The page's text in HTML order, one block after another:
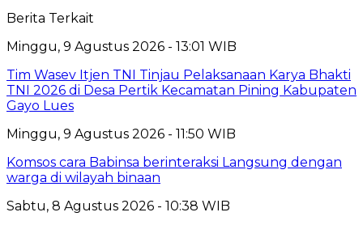
Berita Terkait
Minggu, 9 Agustus 2026 - 13:01 WIB
Tim Wasev Itjen TNI Tinjau Pelaksanaan Karya Bhakti
TNI 2026 di Desa Pertik Kecamatan Pining Kabupaten
Gayo Lues
Minggu, 9 Agustus 2026 - 11:50 WIB
Komsos cara Babinsa berinteraksi Langsung dengan
warga di wilayah binaan
Sabtu, 8 Agustus 2026 - 10:38 WIB